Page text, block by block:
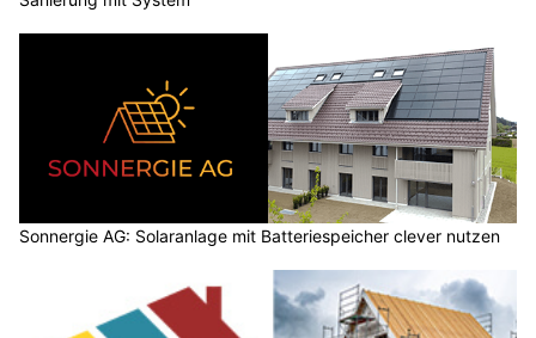
Sonnergie AG: Solaranlage mit Batteriespeicher clever nutzen